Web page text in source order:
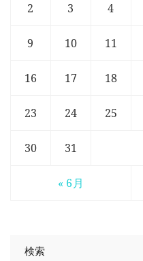
« 6月
2 3 4
9 10 11
16 17 18
23 24 25
30 31